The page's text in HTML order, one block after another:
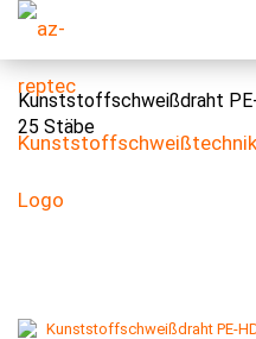
Kunststoffschweißdraht
25 Stäbe